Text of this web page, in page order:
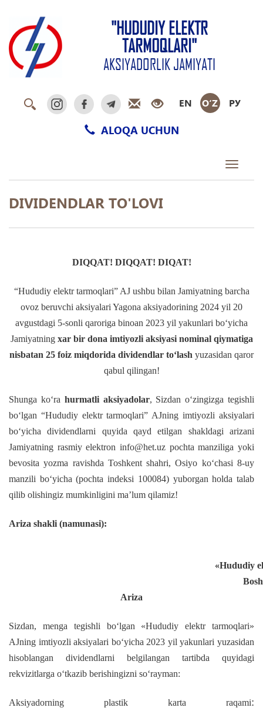
"HUDUDIY ELEKTR
TARMOQLARI"
AKSIYADORLIK JAMIYATI
EN O‘Z РУ
ALOQA UCHUN
Toggle
DIVIDENDLAR TO'LOVI
DIQQAT! DIQQAT! DIQAT!
“Hududiy elektr tarmoqlari” AJ ushbu bilan Jamiyatning barcha
ovoz beruvchi aksiyalari Yagona aksiyadorining 2024 yil 20
avgustdagi 5-sonli qaroriga binoan 2023 yil yakunlari bо‘yicha
Jamiyatning xar bir dona imtiyozli aksiyasi nominal qiymatiga
nisbatan 25 foiz miqdorida dividendlar tо‘lash yuzasidan qaror
qabul qilingan!
Shunga kо‘ra hurmatli aksiyadolar, Sizdan о‘zingizga tegishli
bо‘lgan “Hududiy elektr tarmoqlari” AJning imtiyozli aksiyalari
bо‘yicha dividendlarni quyida qayd etilgan shakldagi arizani
Jamiyatning rasmiy elektron info@het.uz pochta manziliga yoki
bevosita yozma ravishda Toshkent shahri, Osiyo kо‘chasi 8-uy
manzili bо‘yicha (pochta indeksi 100084) yuborgan holda talab
qilib olishingiz mumkinligini ma’lum qilamiz!
Ariza shakli (namunasi):
«Hududiy
Ariza
Sizdan, menga tegishli bо‘lgan «Hududiy elektr tarmoqlari»
AJning imtiyozli aksiyalari bо‘yicha 2023 yil yakunlari yuzasidan
hisoblangan dividendlarni belgilangan tartibda quyidagi
rekvizitlarga о‘tkazib berishingizni sо‘rayman:
Aksiyadorning plastik karta raqami: